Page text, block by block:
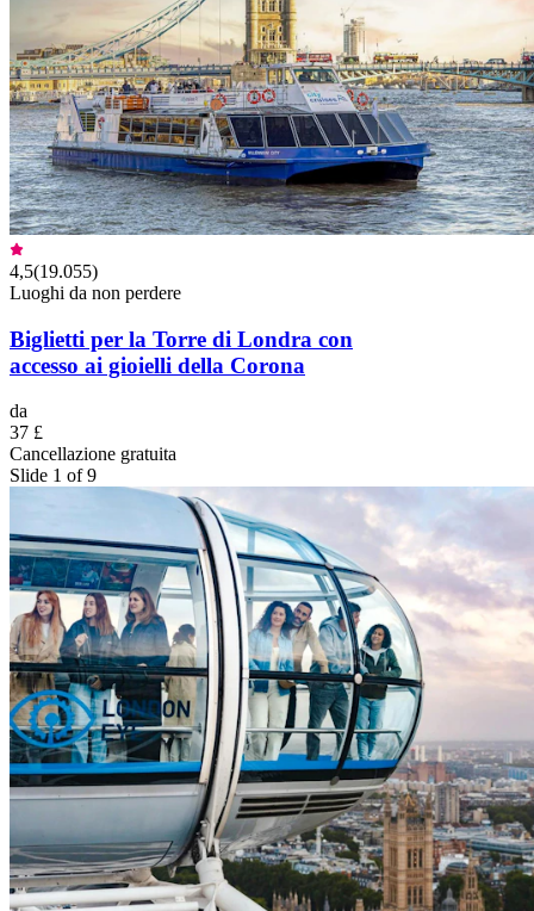
4,5(19.055)
Luoghi da non perdere
Biglietti per la Torre di Londra con
accesso ai gioielli della Corona
da
37 £
Cancellazione gratuita
Slide 1 of 9